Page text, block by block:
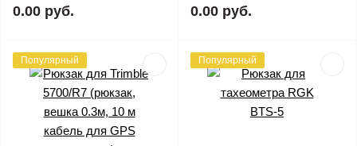
0.00 руб. 0.00 руб.
Популярный Популярный